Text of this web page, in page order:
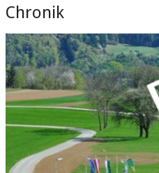
Chronik